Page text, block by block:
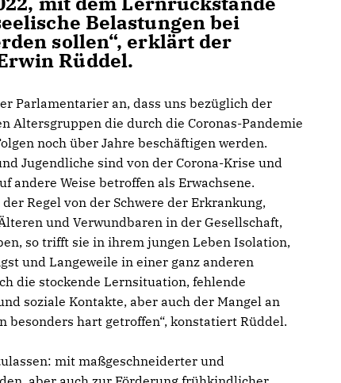
Belastungen bei
sollen“, erklärt der
Rüddel.
Parlamentarier an, dass uns bezüglich der
Altersgruppen die durch die Coronas-Pandemie
noch über Jahre beschäftigen werden.
Jugendliche sind von der Corona-Krise und
andere Weise betroffen als Erwachsene.
Regel von der Schwere der Erkrankung,
und Verwundbaren in der Gesellschaft,
so trifft sie in ihrem jungen Leben Isolation,
und Langeweile in einer ganz anderen
die stockende Lernsituation, fehlende
soziale Kontakte, aber auch der Mangel an
besonders hart getroffen“, konstatiert Rüddel.
mit maßgeschneiderter und